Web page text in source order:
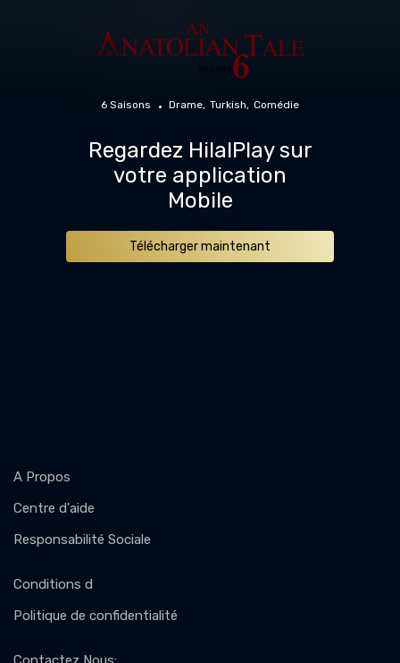
6 Saisons Drame Turkish Comédie
Regardez HilalPlay sur
votre application
Mobile
Télécharger maintenant
A Propos
Centre d'aide
Responsabilité Sociale
Conditions d
Politique de confidentialité